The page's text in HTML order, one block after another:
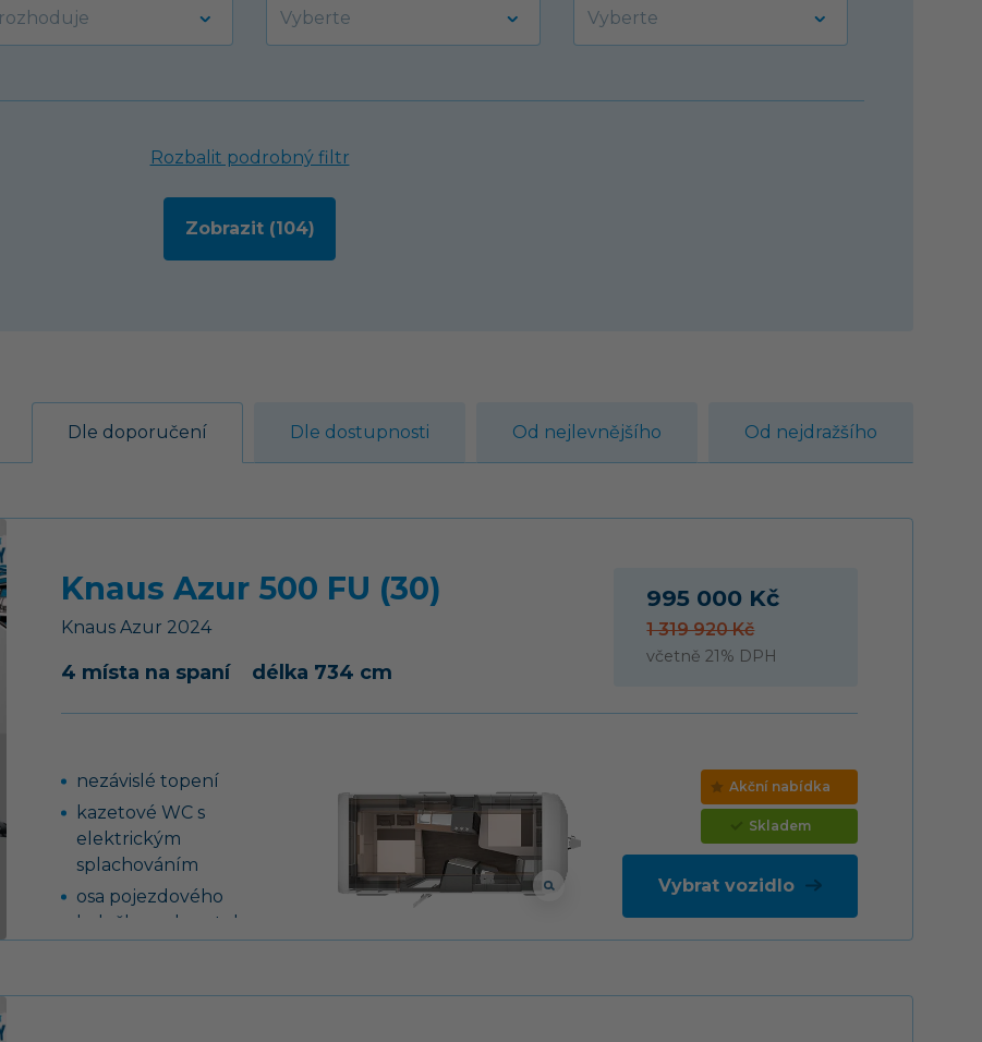
Rozbalit podrobný filtr
Dle doporučení Dle dostupnosti Od nejlevnějšího Od nejdražšího
Knaus Azur 500 FU (30)
Knaus Azur 2024
4 místa na spaní délka 734 cm
995 000 Kč
1 319 920 Kč
včetně 21% DPH
nezávislé topení
kazetové WC s
elektrickým
splachováním
osa pojezdového
kolečka s ukazatelem
Akční nabídka
Skladem
Vybrat vozidlo